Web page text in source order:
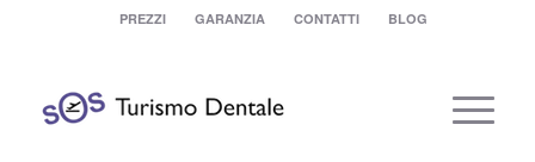
PREZZI GARANZIA CONTATTI BLOG